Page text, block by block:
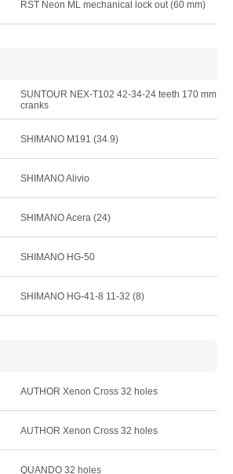
RST Neon ML mechanical lock out (60 mm)
SUNTOUR NEX-T102 42-34-24 teeth 170 mm
cranks
SHIMANO M191 (34.9)
SHIMANO Alivio
SHIMANO Acera (24)
SHIMANO HG-50
SHIMANO HG-41-8 11-32 (8)
AUTHOR Xenon Cross 32 holes
AUTHOR Xenon Cross 32 holes
QUANDO 32 holes